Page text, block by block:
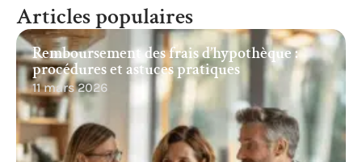
Articles populaires
Remboursement des frais d’hypothèque :
procédures et astuces pratiques
11 mars 2026